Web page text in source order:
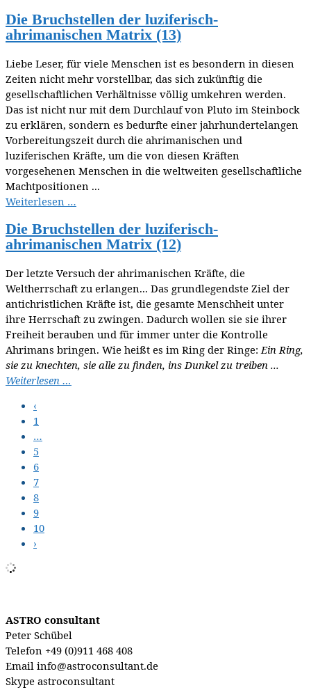
Die Bruchstellen der luziferisch-
ahrimanischen Matrix (13)
Liebe Leser, für viele Menschen ist es besondern in diesen
Zeiten nicht mehr vorstellbar, das sich zukünftig die
gesellschaftlichen Verhältnisse völlig umkehren werden.
Das ist nicht nur mit dem Durchlauf von Pluto im Steinbock
zu erklären, sondern es bedurfte einer jahrhundertelangen
Vorbereitungszeit durch die ahrimanischen und
luziferischen Kräfte, um die von diesen Kräften
vorgesehenen Menschen in die weltweiten gesellschaftliche
Machtpositionen ...
Weiterlesen …
Die Bruchstellen der luziferisch-
ahrimanischen Matrix (12)
Der letzte Versuch der ahrimanischen Kräfte, die
Weltherrschaft zu erlangen... Das grundlegendste Ziel der
antichristlichen Kräfte ist, die gesamte Menschheit unter
ihre Herrschaft zu zwingen. Dadurch wollen sie sie ihrer
Freiheit berauben und für immer unter die Kontrolle
Ahrimans bringen. Wie heißt es im Ring der Ringe: Ein Ring,
sie zu knechten, sie alle zu finden, ins Dunkel zu treiben ...
Weiterlesen …
‹
1
…
5
6
7
8
9
10
›
ASTRO consultant
Peter Schübel
Telefon +49 (0)911 468 408
Email info@astroconsultant.de
Skype astroconsultant